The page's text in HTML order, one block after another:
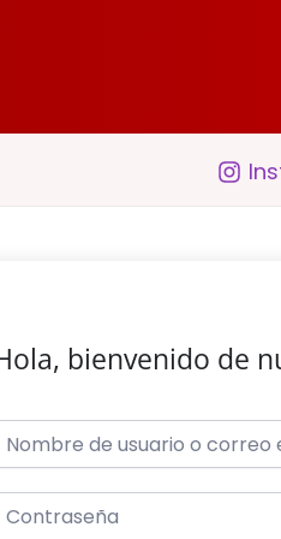
bienvenido de